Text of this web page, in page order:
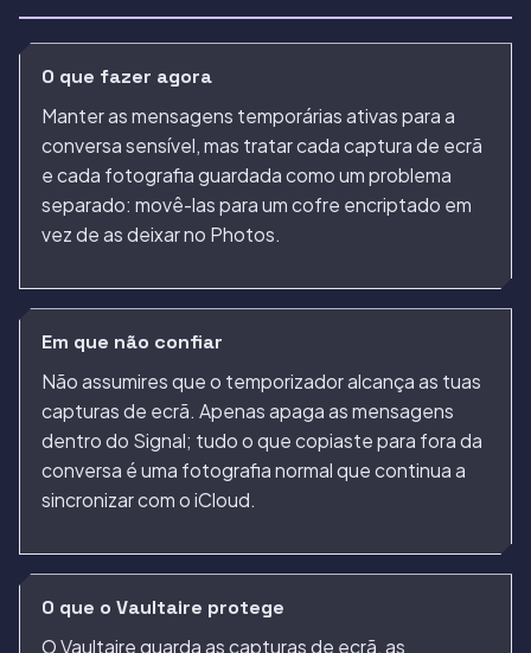
O que fazer agora
Manter as mensagens temporárias ativas para a
conversa sensível, mas tratar cada captura de ecrã
e cada fotografia guardada como um problema
separado: movê-las para um cofre encriptado em
vez de as deixar no Photos.
Em que não confiar
Não assumires que o temporizador alcança as tuas
capturas de ecrã. Apenas apaga as mensagens
dentro do Signal; tudo o que copiaste para fora da
conversa é uma fotografia normal que continua a
sincronizar com o iCloud.
O que o Vaultaire protege
O Vaultaire guarda as capturas de ecrã, as